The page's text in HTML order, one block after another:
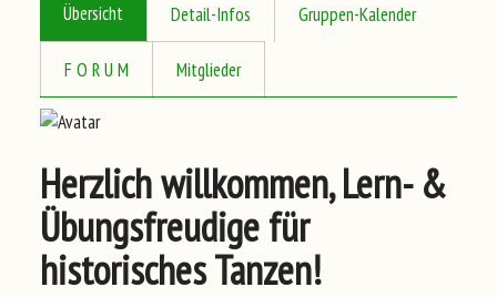
Übersicht Detail-Infos Gruppen-Kalender
F O R U M Mitglieder
Herzlich willkommen, Lern- &
Übungsfreudige für
historisches Tanzen!